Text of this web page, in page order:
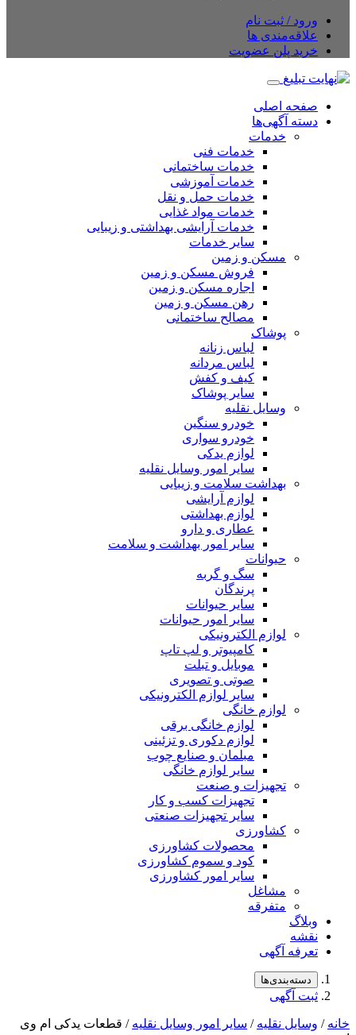
ورود / ثبت نام
علاقه‌مندی ها
خرید پلن عضویت
صفحه اصلی
دسته آگهی‌ها
خدمات
خدمات فنی
خدمات ساختمانی
خدمات آموزشی
خدمات حمل و نقل
خدمات مواد غذایی
خدمات آرایشی بهداشتی و زیبایی
سایر خدمات
مسکن و زمین
فروش مسکن و زمین
اجاره مسکن و زمین
رهن مسکن و زمین
مصالح ساختمانی
پوشاک
لباس زنانه
لباس مردانه
کیف و کفش
سایر پوشاک
وسایل نقلیه
خودرو سنگین
خودرو سواری
لوازم یدکی
سایر امور وسایل نقلیه
بهداشت سلامت و زیبایی
لوازم آرایشی
لوازم بهداشتی
عطاری و دارو
سایر امور بهداشت و سلامت
حیوانات
سگ و گربه
پرندگان
سایر حیوانات
سایر امور حیوانات
لوازم الکترونیکی
کامپیوتر و لپ تاپ
موبایل و تبلت
صوتی و تصویری
سایر لوازم الکترونیکی
لوازم خانگی
لوازم خانگی برقی
لوازم دکوری و تزئینی
مبلمان و صنایع چوب
سایر لوازم خانگی
تجهیزات و صنعت
تجهیزات کسب و کار
سایر تجهیزات صنعتی
کشاورزی
محصولات کشاورزی
کود و سموم کشاورزی
سایر امور کشاورزی
مشاغل
متفرقه
وبلاگ
نقشه
تعرفه آگهی
دسته‌بندی‌ها
ثبت آگهی
خانه/ وسایل نقلیه/ سایر امور وسایل نقلیه/ قطعات یدکی ام وی